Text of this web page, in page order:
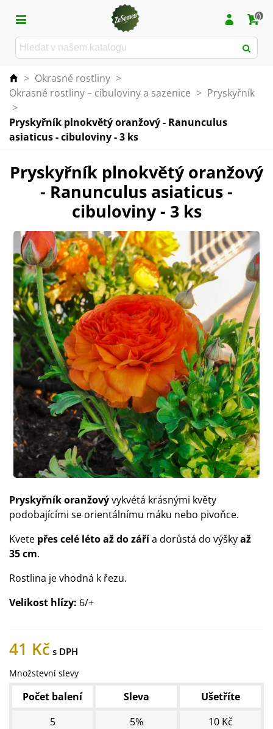
0
> Okrasné rostliny >
Okrasné rostliny – cibuloviny a sazenice > Pryskyřník
>
Pryskyřník plnokvětý oranžový - Ranunculus
asiaticus - cibuloviny - 3 ks
Pryskyřník plnokvětý oranžový
- Ranunculus asiaticus -
cibuloviny - 3 ks
Pryskyřník oranžovývykvétá krásnými květy
podobajícími se orientálnímu máku nebo pivoňce.
Kvete přes celé léto až do zářía dorůstá do výškyaž
35 cm.
Rostlina je vhodná k řezu.
Velikost hlízy: 6/+
41 Kč
Množstevní slevy
Počet balení Sleva
Ušetříte
5
5%
10 Kč